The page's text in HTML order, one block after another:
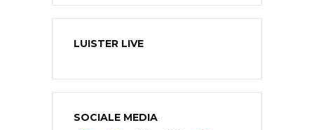
LUISTER LIVE
SOCIALE MEDIA